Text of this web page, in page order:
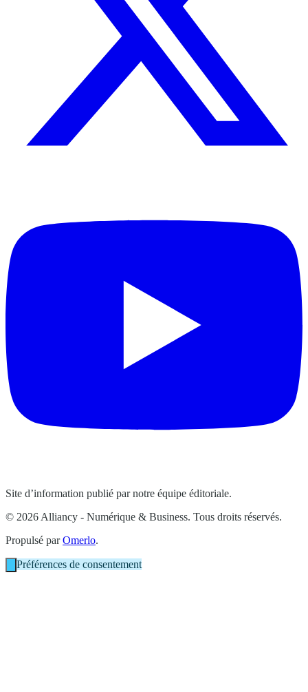
Site d’information publié par notre équipe éditoriale.
© 2026 Alliancy - Numérique & Business. Tous droits réservés.
Propulsé parOmerlo.
Préférences de consentement